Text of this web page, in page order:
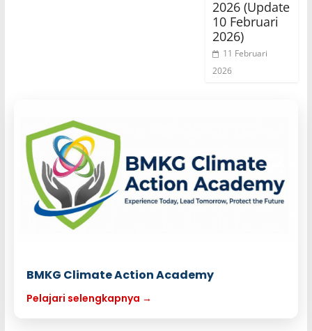
2026 (Update
10 Februari
2026)
11 Februari
2026
BMKG Climate Action Academy
Pelajari selengkapnya →